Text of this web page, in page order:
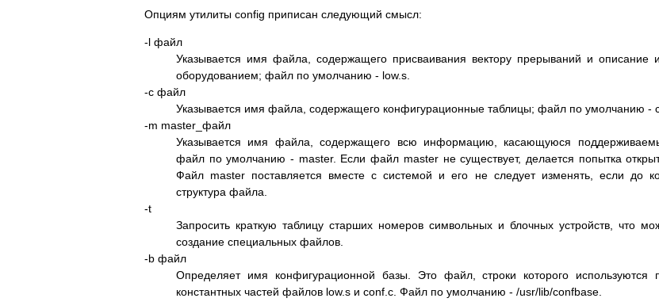
Опциям утилиты config приписан следующий смысл:
-l файл
Указывается имя файла, содержащего присваивания вектору прерываний и описание
оборудованием; файл по умолчанию - low.s.
-c файл
Указывается имя файла, содержащего конфигурационные таблицы; файл по умолчанию -
-m master_файл
Указывается имя файла, содержащего всю информацию, касающуюся
файл по умолчанию - master. Если файл master не существует, делается попытка
Файл master поставляется вместе с системой и его не следует изменять, если до
структура файла.
-t
Запросить краткую таблицу старших номеров символьных и блочных устройств, что
создание специальных файлов.
-b файл
Определяет имя конфигурационной базы. Это файл, строки которого используются
константных частей файлов low.s и conf.c. Файл по умолчанию - /usr/lib/confbase.